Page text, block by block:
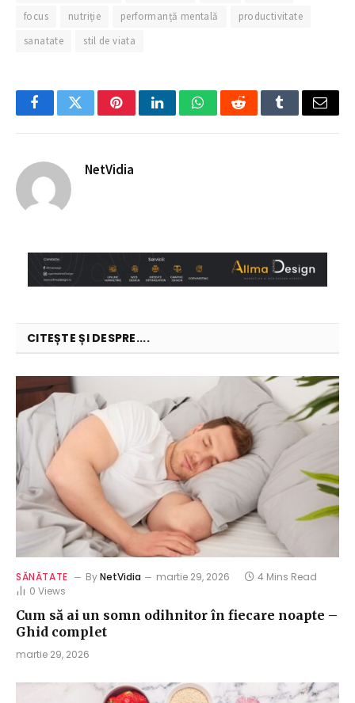
focus
nutriție performanță mentală
productivitate
sanatate
stil de viata
FacebookTwitterPinterestLinkedInWhatsAppRedditTumblrEmail
NetVidia
CITEȘTE ȘI DESPRE....
SĂNĂTATE ByNetVidia martie 29, 2026
4 Mins Read
0 Views
Cum să ai un somn odihnitor în fiecare noapte –
Ghid complet
martie 29, 2026